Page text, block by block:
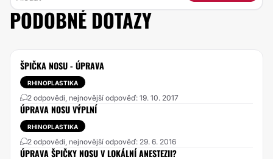
PODOBNÉ DOTAZY
ŠPIČKA NOSU - ÚPRAVA
RHINOPLASTIKA
2 odpovědi, nejnovější odpověď: 19. 10. 2017
ÚPRAVA NOSU VÝPLNÍ
RHINOPLASTIKA
2 odpovědi, nejnovější odpověď: 29. 6. 2016
ÚPRAVA ŠPIČKY NOSU V LOKÁLNÍ ANESTEZII?